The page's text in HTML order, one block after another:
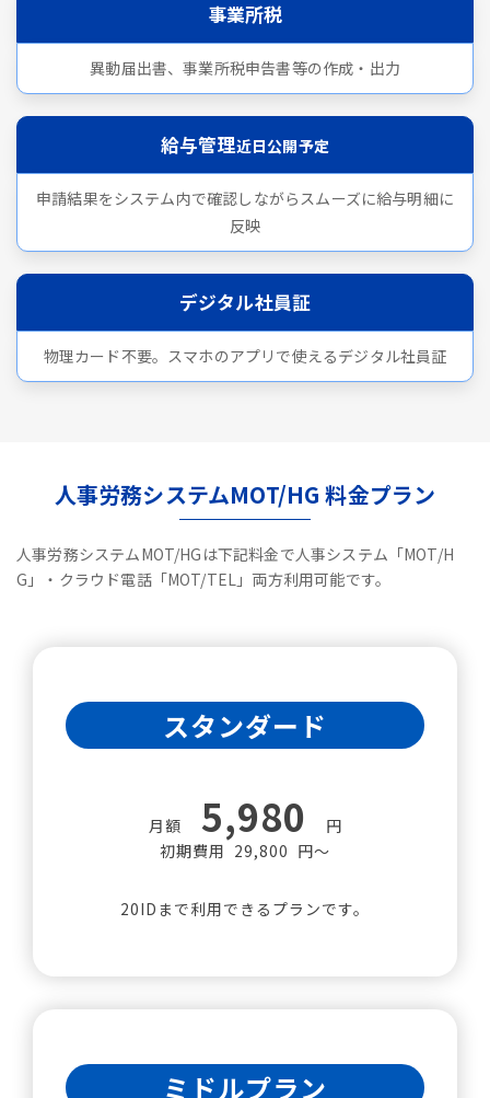
事業所税
異動届出書、事業所税申告書等の作成・出力
給与管理近日公開予定
申請結果をシステム内で確認しながらスムーズに給与明細に
反映
デジタル社員証
物理カード不要。スマホのアプリで使えるデジタル社員証
人事労務システムMOT/HG 料金プラン
人事労務システムMOT/HGは下記料金で人事システム「MOT/H
G」・クラウド電話「MOT/TEL」両方利用可能です。
スタンダード
月額 5,980
円
初期費用 29,800 円～
20IDまで利用できるプランです。
ミドルプラン